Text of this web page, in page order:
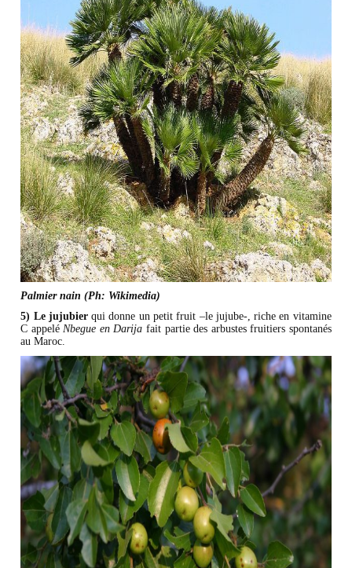
Palmier nain (Ph: Wikimedia)​
5) Le jujubierqui donne un petit fruit –le jujube-, riche en vitamine
C appelé Nbegue en Darija fait partie des arbustes fruitiers spontanés
au Maroc.